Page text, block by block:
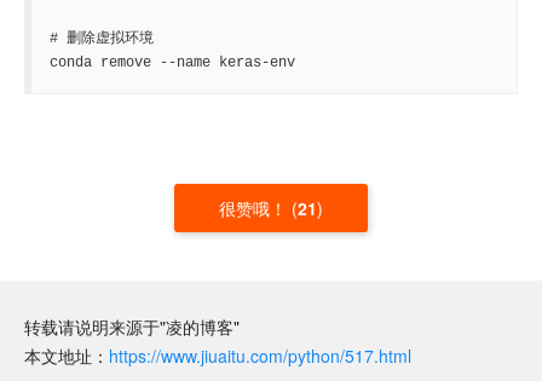
# 删除虚拟环境
conda remove --name keras-env
很赞哦！ (21)
转载请说明来源于"凌的博客"
本文地址： https://www.jiuaitu.com/python/517.html